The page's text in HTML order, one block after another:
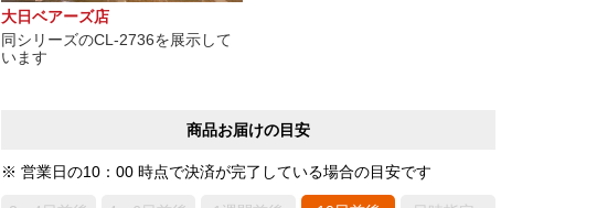
大日ベアーズ店
同シリーズのCL-2736を展示して
います
商品お届けの目安
※ 営業日の10：00 時点で決済が完了している場合の目安です